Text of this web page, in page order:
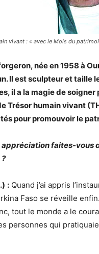
vivant : « avec le Mois du
née en 1958 à
Il est sculpteur et taille
il a la magie de
Trésor humain vivant
pour promouvoir le
appréciation faites-vous
: Quand j’ai appris
Faso se réveille
tout le monde a le
personnes qui